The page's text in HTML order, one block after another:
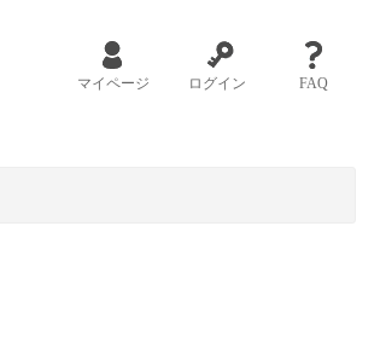
マイページ ログイン FAQ